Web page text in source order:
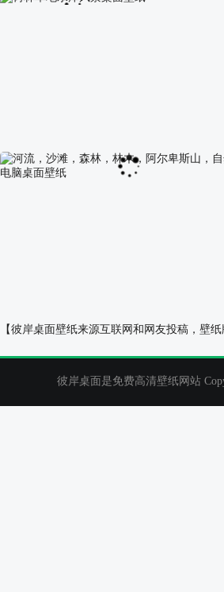
树林草地水库风景桌面壁纸
【彼岸桌面壁纸来源互联网和网友投稿，壁
彼岸桌面是免费高清壁纸网站